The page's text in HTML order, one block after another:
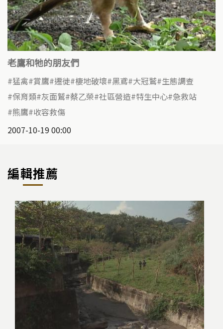
老鷹和牠的朋友們
猛禽 賞鷹 遷徙 棲地破壞 黑鳶 大冠鷲 生態調查
保育類 灰面鷲 蔡乙榮 社區營造 特生中心 急救站
熊鷹 收容救傷
2007-10-19 00:00
編輯推薦